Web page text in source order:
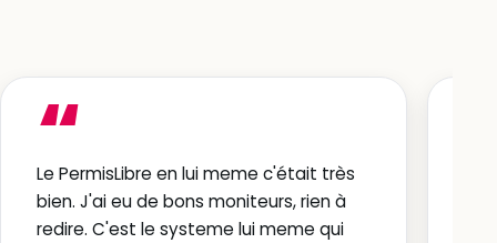
“
Le PermisLibre en lui meme c'était très
bien. J'ai eu de bons moniteurs, rien à
redire. C'est le systeme lui meme qui